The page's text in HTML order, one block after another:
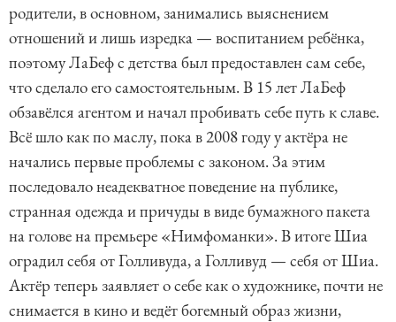
родители, в основном, занимались выяснением
отношений и лишь изредка — воспитанием ребёнка,
поэтому ЛаБеф с детства был предоставлен сам себе,
что сделало его самостоятельным. В 15 лет ЛаБеф
обзавёлся агентом и начал пробивать себе путь к славе.
Всё шло как по маслу, пока в 2008 году у актёра не
начались первые проблемы с законом. За этим
последовало неадекватное поведение на публике,
странная одежда и причуды в виде бумажного пакета
на голове на премьере «Нимфоманки». В итоге Шиа
оградил себя от Голливуда, а Голливуд — себя от Шиа.
Актёр теперь заявляет о себе как о художнике, почти не
снимается в кино и ведёт богемный образ жизни,